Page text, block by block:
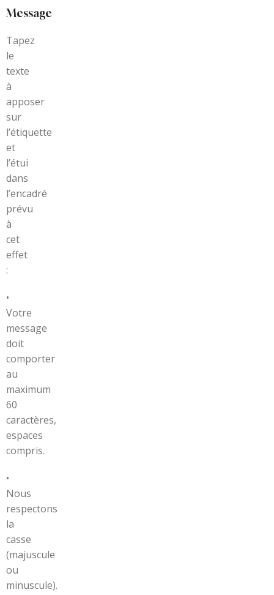
Message
Tapez
le
texte
à
apposer
sur
l’étiquette
et
l’étui
dans
l’encadré
prévu
à
cet
effet
:
•
Votre
message
doit
comporter
au
maximum
60
caractères,
espaces
compris.
•
Nous
respectons
la
casse
(majuscule
ou
minuscule).